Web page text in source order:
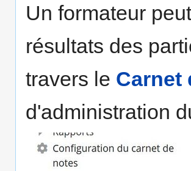
Un formateur
résultats des
travers le Carnet
d'administration